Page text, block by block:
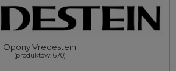
Opony Vredestein
(produktów: 670)